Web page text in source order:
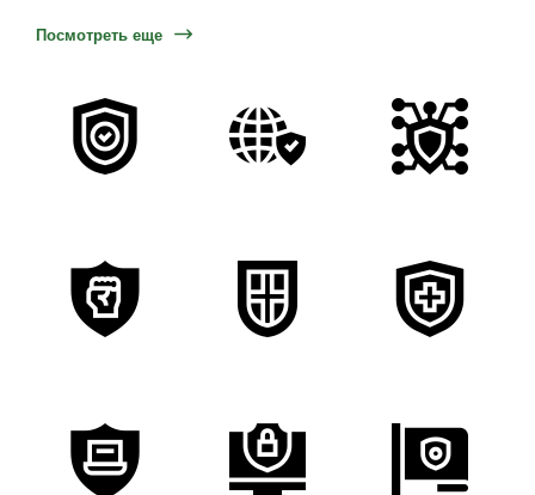
Посмотреть еще